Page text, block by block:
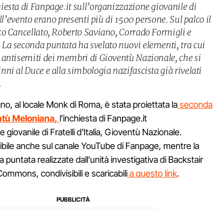
di Fanpage.it sull’organizzazione giovanile di
erano presenti più di 1500 persone. Sul palco il
Cancellato, Roberto Saviano, Corrado Formigli e
seconda puntata ha svelato nuovi elementi, tra cui
dei membri di Gioventù Nazionale, che si
al Duce e alla simbologia nazifascista già rivelati
al locale Monk di Roma, è stata proiettata laseconda
Meloniana, l’inchiesta di Fanpage.it
giovanile di Fratelli d'Italia, Gioventù Nazionale.
anche sul canale YouTube di Fanpage, mentre la
puntata realizzate dall'unità investigativa di Backstair
condivisibili e scaricabilia questo link.